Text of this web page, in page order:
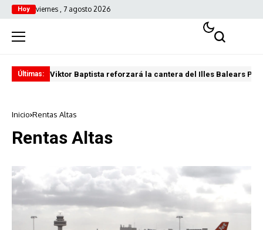
Hoy viernes , 7 agosto 2026
Últimas: Viktor Baptista reforzará la cantera del Illes Balears
Inicio Rentas Altas
Rentas Altas